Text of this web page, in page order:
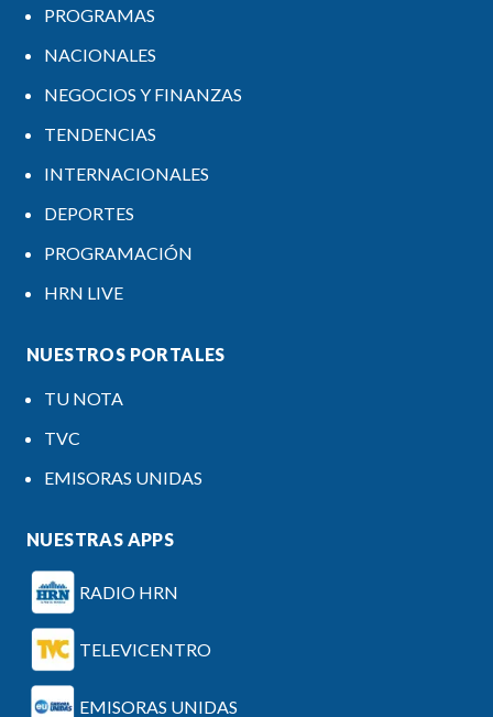
PROGRAMAS
NACIONALES
NEGOCIOS Y FINANZAS
TENDENCIAS
INTERNACIONALES
DEPORTES
PROGRAMACIÓN
HRN LIVE
NUESTROS PORTALES
TU NOTA
TVC
EMISORAS UNIDAS
NUESTRAS APPS
RADIO HRN
TELEVICENTRO
EMISORAS UNIDAS